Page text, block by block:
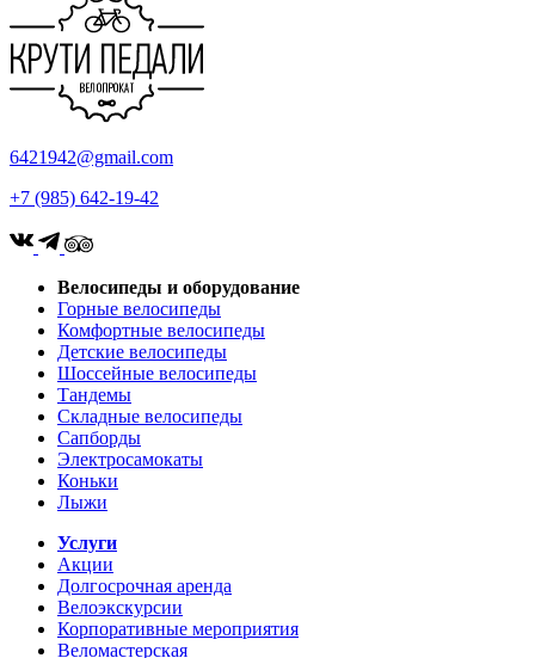
6421942@gmail.com
+7 (985) 642-19-42
Велосипеды и оборудование
Горные велосипеды
Комфортные велосипеды
Детские велосипеды
Шоссейные велосипеды
Тандемы
Складные велосипеды
Сапборды
Электросамокаты
Коньки
Лыжи
Услуги
Акции
Долгосрочная аренда
Велоэкскурсии
Корпоративные мероприятия
Веломастерская